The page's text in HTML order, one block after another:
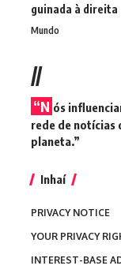
guinada à direita
Mundo
//
“N ós
rede de notícias
planeta.”
Inhaí
PRIVACY NOTICE
YOUR PRIVACY
INTEREST-BASE